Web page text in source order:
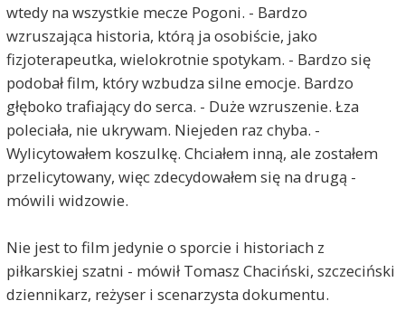
wtedy na wszystkie mecze Pogoni. - Bardzo
wzruszająca historia, którą ja osobiście, jako
fizjoterapeutka, wielokrotnie spotykam. - Bardzo się
podobał film, który wzbudza silne emocje. Bardzo
głęboko trafiający do serca. - Duże wzruszenie. Łza
poleciała, nie ukrywam. Niejeden raz chyba. -
Wylicytowałem koszulkę. Chciałem inną, ale zostałem
przelicytowany, więc zdecydowałem się na drugą -
mówili widzowie.
Nie jest to film jedynie o sporcie i historiach z
piłkarskiej szatni - mówił Tomasz Chaciński, szczeciński
dziennikarz, reżyser i scenarzysta dokumentu.